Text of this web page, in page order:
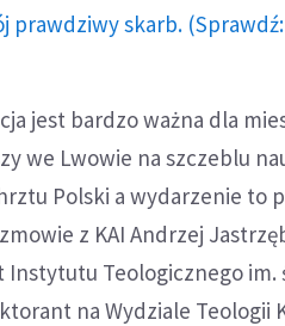
prawdziwy skarb. (Sprawdź:
jest bardzo ważna dla
we Lwowie na szczeblu
Polski a wydarzenie to
z KAI Andrzej
Teologicznego im.
na Wydziale Teologii